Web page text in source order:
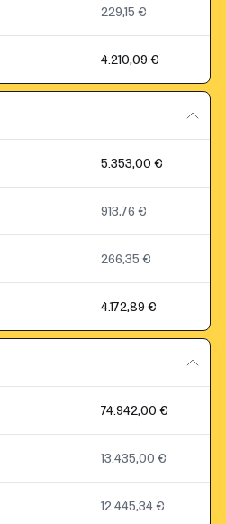
229,15 €
4.210,09 €
5.353,00 €
913,76 €
266,35 €
4.172,89 €
74.942,00 €
13.435,00 €
12.445,34 €